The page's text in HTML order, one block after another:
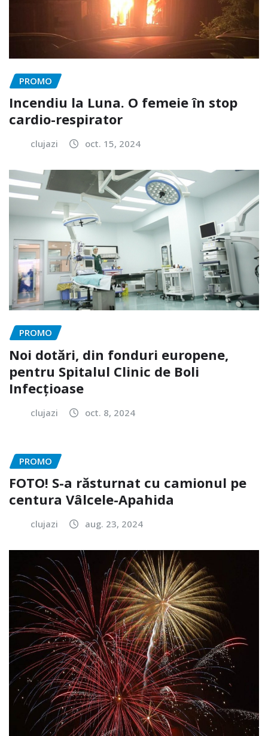
PROMO
Incendiu la Luna. O femeie în stop
cardio-respirator
clujazi oct. 15, 2024
PROMO
Noi dotări, din fonduri europene,
pentru Spitalul Clinic de Boli
Infecțioase
clujazi oct. 8, 2024
PROMO
FOTO! S-a răsturnat cu camionul pe
centura Vâlcele-Apahida
clujazi aug. 23, 2024